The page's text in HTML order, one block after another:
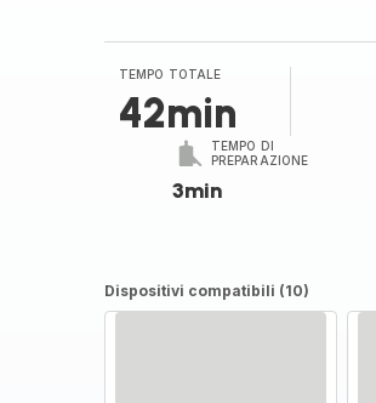
TEMPO TOTALE
42min
TEMPO DI
PREPARAZIONE
3min
Dispositivi compatibili (10)